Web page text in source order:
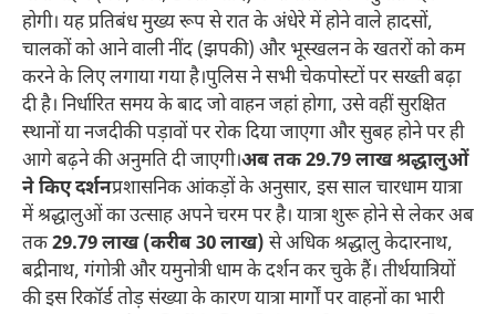
होगी। यह प्रतिबंध मुख्य रूप से रात के अंधेरे में होने वाले हादसों,
चालकों को आने वाली नींद (झपकी) और भूस्खलन के खतरों को कम
करने के लिए लगाया गया है।​पुलिस ने सभी चेकपोस्टों पर सख्ती बढ़ा
दी है। निर्धारित समय के बाद जो वाहन जहां होगा, उसे वहीं सुरक्षित
स्थानों या नजदीकी पड़ावों पर रोक दिया जाएगा और सुबह होने पर ही
आगे बढ़ने की अनुमति दी जाएगी।​अब तक 29.79 लाख श्रद्धालुओं
ने किए दर्शनप्रशासनिक आंकड़ों के अनुसार, इस साल चारधाम यात्रा
में श्रद्धालुओं का उत्साह अपने चरम पर है। यात्रा शुरू होने से लेकर अब
तक29.79 लाख (करीब 30 लाख) से अधिक श्रद्धालु केदारनाथ,
बद्रीनाथ, गंगोत्री और यमुनोत्री धाम के दर्शन कर चुके हैं। तीर्थयात्रियों
की इस रिकॉर्ड तोड़ संख्या के कारण यात्रा मार्गों पर वाहनों का भारी